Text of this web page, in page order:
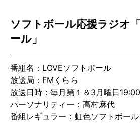
ソフトボール応援ラジオ
ール」
番組名：LOVEソフトボール
放送局：FMくらら
放送日時：毎月第１＆3月曜日
パーソナリティー：高村麻代
番組レギュラー：虹色ソフトボール